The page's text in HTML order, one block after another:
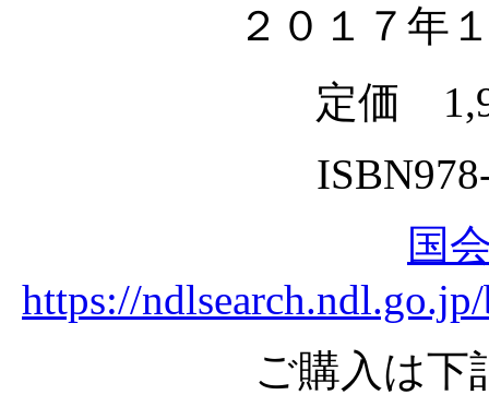
２０１７年
定価
国
https://
ご購入は下